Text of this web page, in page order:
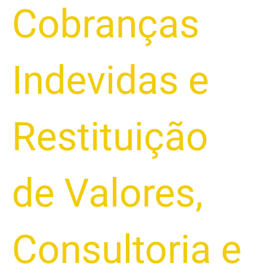
Cobranças
Indevidas e
Restituição
de Valores,
Consultoria e